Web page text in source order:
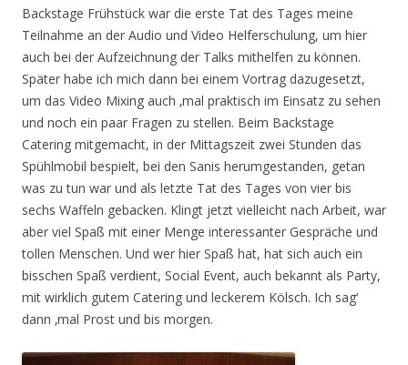
Backstage Frühstück war die erste Tat des Tages meine
Teilnahme an der Audio und Video Helferschulung, um hier
auch bei der Aufzeichnung der Talks mithelfen zu können.
Später habe ich mich dann bei einem Vortrag dazugesetzt,
um das Video Mixing auch ‚mal praktisch im Einsatz zu sehen
und noch ein paar Fragen zu stellen. Beim Backstage
Catering mitgemacht, in der Mittagszeit zwei Stunden das
Spühlmobil bespielt, bei den Sanis herumgestanden, getan
was zu tun war und als letzte Tat des Tages von vier bis
sechs Waffeln gebacken. Klingt jetzt vielleicht nach Arbeit, war
aber viel Spaß mit einer Menge interessanter Gespräche und
tollen Menschen. Und wer hier Spaß hat, hat sich auch ein
bisschen Spaß verdient, Social Event, auch bekannt als Party,
mit wirklich gutem Catering und leckerem Kölsch. Ich sag‘
dann ‚mal Prost und bis morgen.